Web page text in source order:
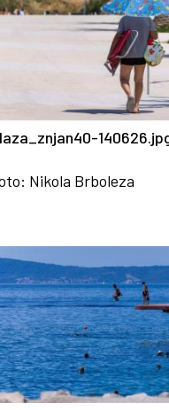
Nikola Brboleza